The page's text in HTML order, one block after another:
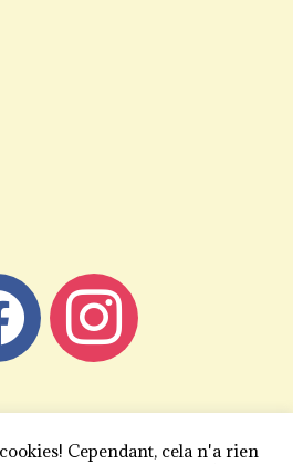
Cependant, cela n'a rien